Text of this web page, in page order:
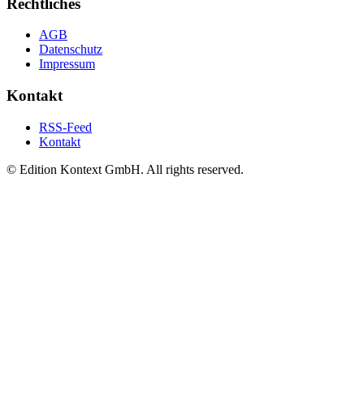
AGB
Datenschutz
Impressum
Kontakt
RSS-Feed
Kontakt
© Edition Kontext GmbH. All rights reserved.